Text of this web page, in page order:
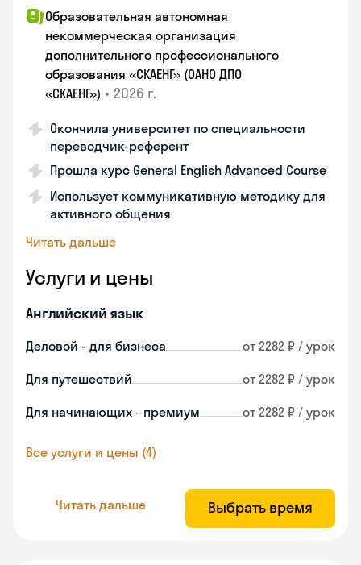
Образовательная автономная
некоммерческая организация
дополнительного профессионального
образования «СКАЕНГ» (ОАНО ДПО
«СКАЕНГ») • 2026 г.
Окончила университет по специальности
переводчик-референт
Прошла курс General English Advanced Course
Использует коммуникативную методику для
активного общения
Читать дальше
Услуги и цены
Английский язык
Деловой - для бизнеса от 2282 ₽ / урок
Для путешествий от 2282 ₽ / урок
Для начинающих - премиум от 2282 ₽ / урок
Все услуги и цены (4)
Читать дальше Выбрать время